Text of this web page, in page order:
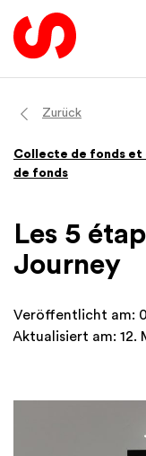
Répertoire
Outils de collecte de
Spheriq AI
Conseils pour la
Finances
Du secteur
International
Zurück
Collecte de fonds et
de fonds
Les 5
Journey
Veröffentlicht am:
Aktualisiert am: 12.